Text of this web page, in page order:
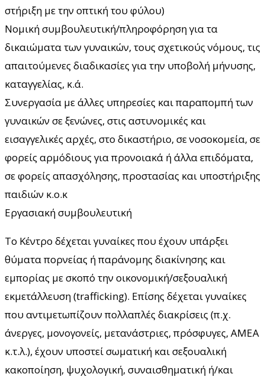
στήριξη με την οπτική του φύλου)
Νομική συμβουλευτική/πληροφόρηση για τα
δικαιώματα των γυναικών, τους σχετικούς νόμους, τις
απαιτούμενες διαδικασίες για την υποβολή μήνυσης,
καταγγελίας, κ.ά.
Συνεργασία με άλλες υπηρεσίες και παραπομπή των
γυναικών σε ξενώνες, στις αστυνομικές και
εισαγγελικές αρχές, στο δικαστήριο, σε νοσοκομεία, σε
φορείς αρμόδιους για προνοιακά ή άλλα επιδόματα,
σε φορείς απασχόλησης, προστασίας και υποστήριξης
παιδιών κ.ο.κ
Εργασιακή συμβουλευτική
Το Κέντρο δέχεται γυναίκες που έχουν υπάρξει
θύματα πορνείας ή παράνομης διακίνησης και
εμπορίας με σκοπό την οικονομική/σεξουαλική
εκμετάλλευση (trafficking). Επίσης δέχεται γυναίκες
που αντιμετωπίζουν πολλαπλές διακρίσεις (π.χ.
άνεργες, μονογονείς, μετανάστριες, πρόσφυγες, ΑΜΕΑ
κ.τ.λ.), έχουν υποστεί σωματική και σεξουαλική
κακοποίηση, ψυχολογική, συναισθηματική ή/και